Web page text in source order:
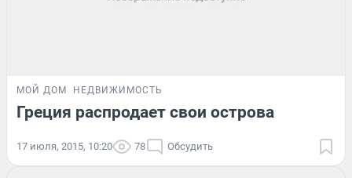
МОЙ ДОМ НЕДВИЖИМОСТЬ
Греция распродает свои острова
17 июля, 2015, 10:20 78 Обсудить